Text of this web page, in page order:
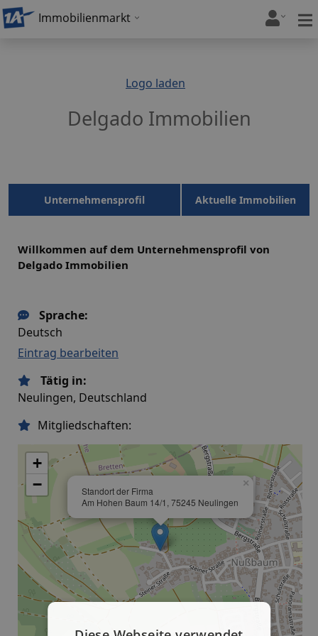
Immobilienmarkt
Logo laden
Delgado Immobilien
Unternehmensprofil Aktuelle Immobilien
Willkommen auf dem Unternehmensprofil von
Delgado Immobilien
Sprache:
Deutsch
Eintrag bearbeiten
Tätig in:
Neulingen, Deutschland
Mitgliedschaften:
Standort der Firma
Am Hohen Baum 14/1, 75245 Neulingen
×
+
−